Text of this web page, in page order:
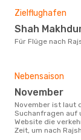
Zielflughafen
Shah
Für Flüge nach
Nebensaison
November
November ist laut den
Suchanfragen auf
Website die
Zeit, um nach